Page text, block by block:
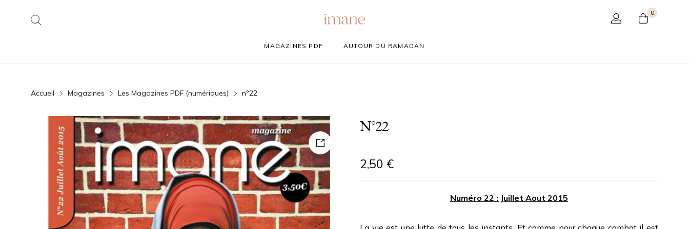
0
MAGAZINES PDF AUTOUR DU RAMADAN
Accueil Magazines Les Magazines PDF (numériques) n°22
N°22
2,50 €
Numéro 22 : Juillet Aout 2015